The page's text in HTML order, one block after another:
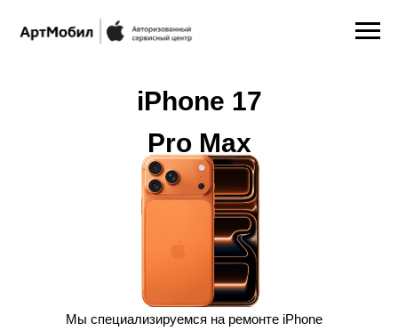
iPhone 17
Pro Max
Мы специализируемся на ремонте iPhone